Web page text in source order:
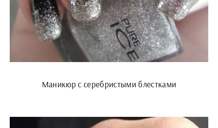
Маникюр с серебристыми блестками